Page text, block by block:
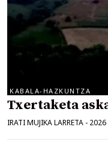
KABALA-HAZKUNTZA
Txertaketa
IRATI MUJIKA LARRETA -